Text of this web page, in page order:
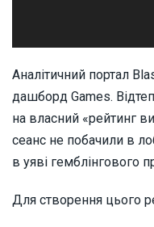
Аналітичний портал
дашборд Games.
на власний «рейтинг
сеанс не побачили в
в уяві гемблінгового
Для створення цього